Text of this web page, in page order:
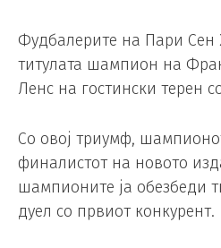
Фудбалерите на Пари Сен
титулата шампион на
Ленс на гостински терен
Со овој триумф,
финалистот на новото
шампионите ја обезбеди
дуел со првиот конкурент.